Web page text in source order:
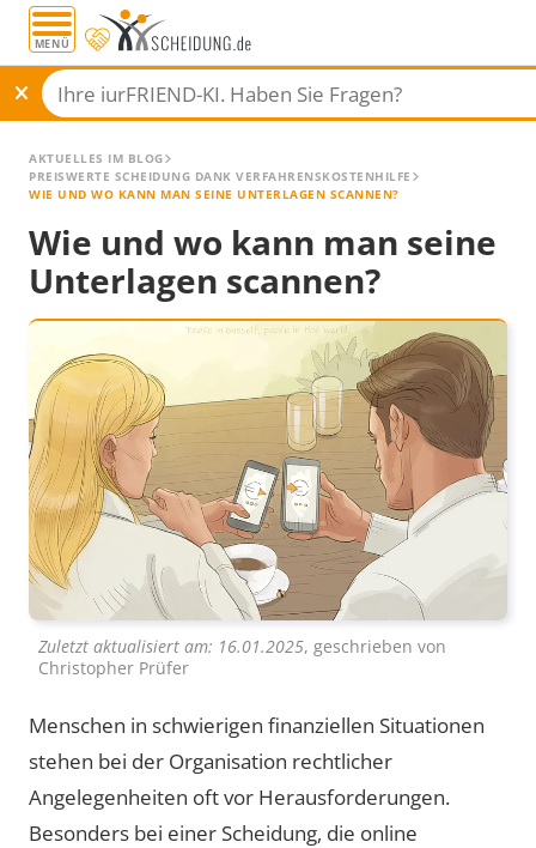
MENÜ
AKTUELLES IM BLOG
PREISWERTE SCHEIDUNG DANK VERFAHRENSKOSTENHILFE
WIE UND WO KANN MAN SEINE UNTERLAGEN SCANNEN?
Wie und wo kann man seine
Unterlagen scannen?
Zuletzt aktualisiert am: 16.01.2025, geschrieben von
Christopher Prüfer
Menschen in schwierigen finanziellen Situationen
stehen bei der Organisation rechtlicher
Angelegenheiten oft vor Herausforderungen.
Besonders bei einer Scheidung, die online